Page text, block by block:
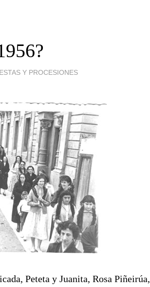
Y PROCESIONES
Peteta y Juanita, Rosa Piñeirúa,